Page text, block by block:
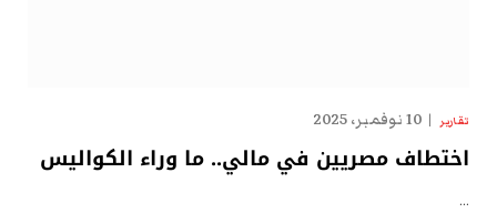
تقارير 10 نوفمبر، 2025
اختطاف مصريين في مالي.. ما وراء الكواليس
…